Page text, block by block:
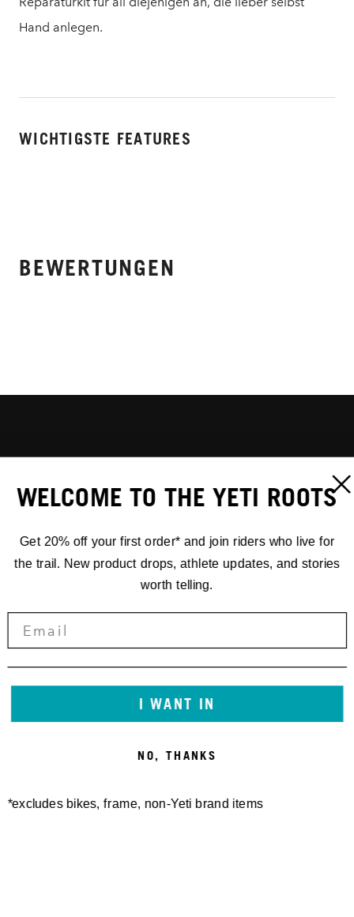
Hand anlegen.
WICHTIGSTE FEATURES
BEWERTUNGEN
WELCOME TO THE YETI ROOTS
Get 20% off your first order* and join riders who live for
the trail. New product drops, athlete updates, and stories
worth telling.
I WANT IN
NO, THANKS
*excludes bikes, frame, non-Yeti brand items